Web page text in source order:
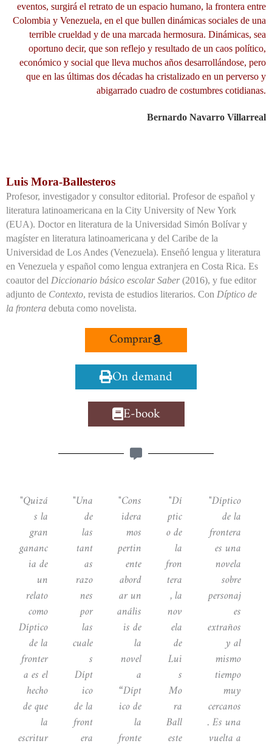
eventos, surgirá el retrato de un espacio humano, la frontera entre
Colombia y Venezuela, en el que bullen dinámicas sociales de una
terrible crueldad y de una marcada hermosura. Dinámicas, sea
oportuno decir, que son reflejo y resultado de un caos político,
económico y social que lleva muchos años desarrollándose, pero
que en las últimas dos décadas ha cristalizado en un perverso y
abigarrado cuadro de costumbres cotidianas.
Bernardo Navarro Villarreal
Luis Mora-Ballesteros
Profesor, investigador y consultor editorial. Profesor de español y
literatura latinoamericana en la City University of New York
(EUA). Doctor en literatura de la Universidad Simón Bolívar y
magíster en literatura latinoamericana y del Caribe de la
Universidad de Los Andes (Venezuela). Enseñó lengua y literatura
en Venezuela y español como lengua extranjera en Costa Rica. Es
coautor del Diccionario básico escolar Saber(2016), y fue editor
adjunto de Contexto, revista de estudios literarios. Con Díptico de
la frontera debuta como novelista.
Comprar
On demand
E-book
"Quizá
s la
gran
gananc
ia de
un
relato
como
Díptico
de la
fronter
a es el
hecho
de que
la
escritur
"Una
de
las
tant
as
razo
nes
por
las
cuale
s
Dípt
ico
de la
front
era
"Cons
idera
mos
pertin
ente
abord
ar un
anális
is de
la
novel
a
“Dípt
ico de
la
fronte
"Dí
ptic
o de
la
fron
tera
, la
nov
ela
de
Lui
s
Mo
ra
Ball
este
"Díptico
de la
frontera
es una
novela
sobre
personaj
es
extraños
y al
mismo
tiempo
muy
cercanos
. Es una
vuelta a
r
o
e